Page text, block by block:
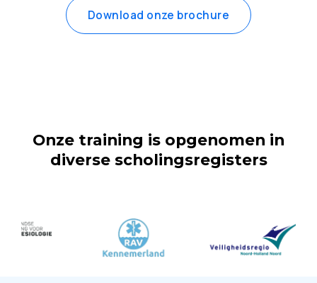
Download onze brochure
Onze training is opgenomen in
diverse scholingsregisters